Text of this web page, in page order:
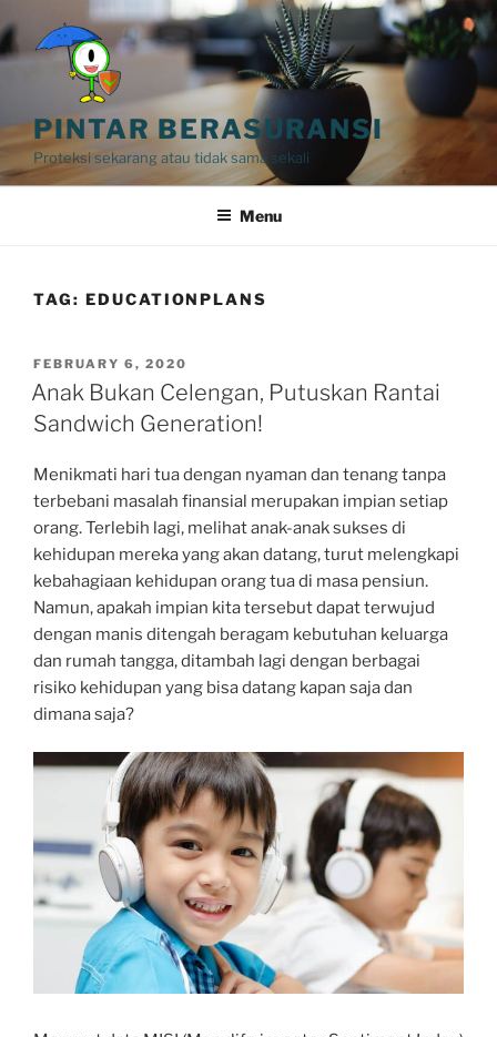
to
content
PINTAR BERASURANSI
Proteksi sekarang atau tidak sama sekali
Menu
TAG: EDUCATIONPLANS
POSTED
ON
FEBRUARY 6, 2020
Anak Bukan Celengan, Putuskan Rantai
Sandwich Generation!
Menikmati hari tua dengan nyaman dan tenang tanpa
terbebani masalah finansial merupakan impian setiap
orang. Terlebih lagi, melihat anak-anak sukses di
kehidupan mereka yang akan datang, turut melengkapi
kebahagiaan kehidupan orang tua di masa pensiun.
Namun, apakah impian kita tersebut dapat terwujud
dengan manis ditengah beragam kebutuhan keluarga
dan rumah tangga, ditambah lagi dengan berbagai
risiko kehidupan yang bisa datang kapan saja dan
dimana saja?